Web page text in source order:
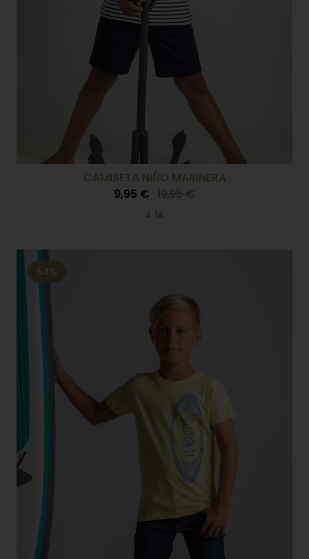
CAMISETA NIÑO MARINERA
9,95 € 19,95 €
4 14
54%